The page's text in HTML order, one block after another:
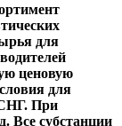
для
ценовую
для
СНГ. При
Все субстанции